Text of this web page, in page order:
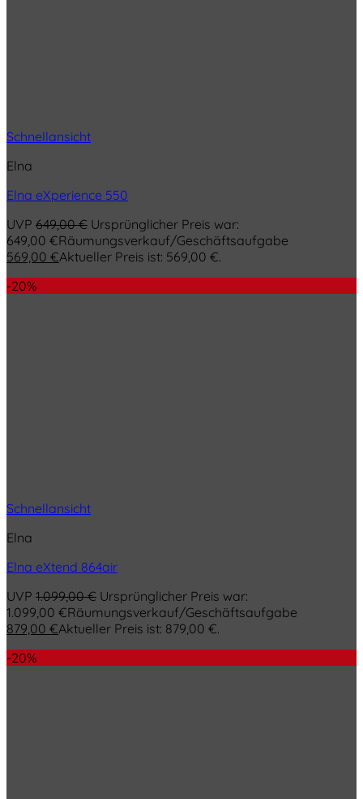
Schnellansicht
Elna
Elna eXperience 550
UVP 649,00€ Ursprünglicher Preis war:
649,00 €Räumungsverkauf/Geschäftsaufgabe
569,00 €Aktueller Preis ist: 569,00 €.
-20%
Schnellansicht
Elna
Elna eXtend 864air
UVP 1.099,00€ Ursprünglicher Preis war:
1.099,00 €Räumungsverkauf/Geschäftsaufgabe
879,00 €Aktueller Preis ist: 879,00 €.
-20%